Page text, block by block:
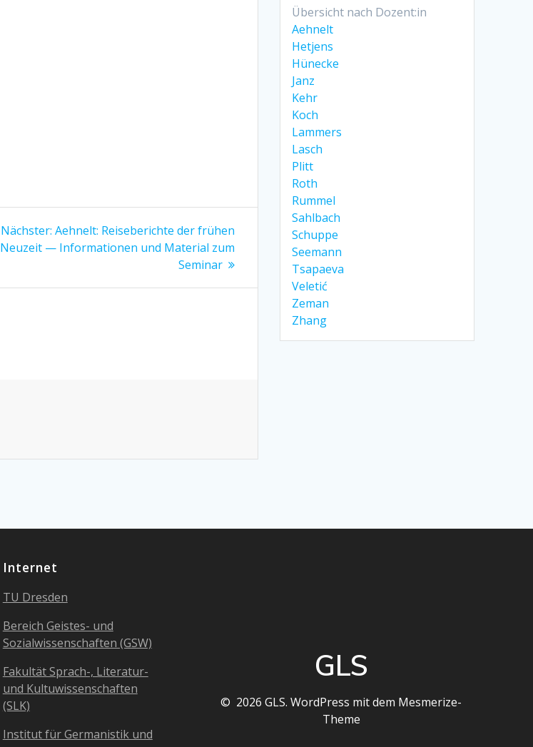
Nächster: Nächster
Beitrag:
Aehnelt: Reiseberichte der frühen
Neuzeit — Informationen und Material zum
Seminar
Übersicht nach Dozent:in
Aehnelt
Hetjens
Hünecke
Janz
Kehr
Koch
Lammers
Lasch
Plitt
Roth
Rummel
Sahlbach
Schuppe
Seemann
Tsapaeva
Veletić
Zeman
Zhang
Internet
TU Dresden
Bereich Geistes- und
Sozialwissenschaften (GSW)
Fakultät Sprach-, Literatur-
und Kultuwissenschaften
(SLK)
Institut für Germanistik und
GLS
© 2026 GLS. WordPress mit dem Mesmerize-
Theme